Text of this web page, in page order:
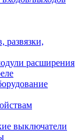
развязки,
расширения
выключатели